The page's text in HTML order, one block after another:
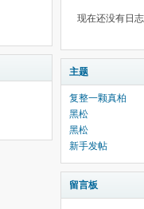
现在还没有日志
主题
复整一颗真柏
黑松
黑松
新手发帖
留言板